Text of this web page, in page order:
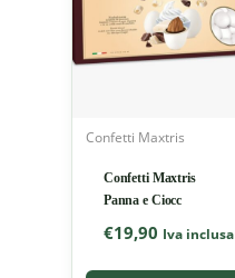
Confetti Maxtris
Confetti Maxtris
Panna e Ciocc
€19,90 Iva inclusa